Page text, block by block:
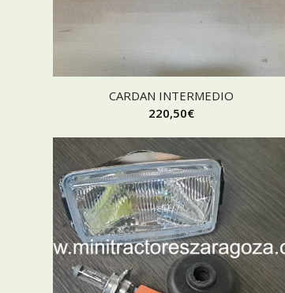
CARDAN INTERMEDIO
220,50€